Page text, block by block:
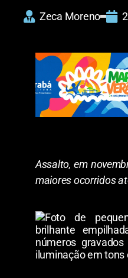
Zeca Moreno
Assalto, em
maiores ocorridos